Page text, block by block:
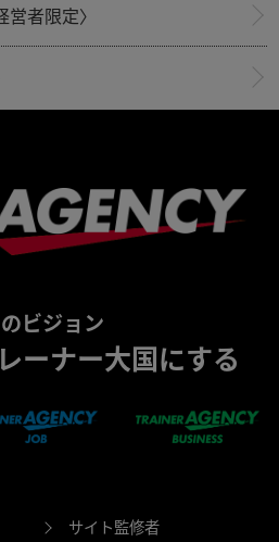
者限定〉
ビジョン
ーナー大国にする
サイト監修者